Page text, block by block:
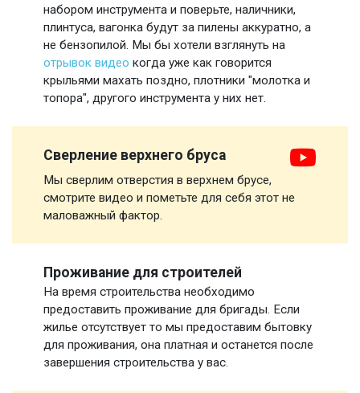
набором инструмента и поверьте, наличники,
плинтуса, вагонка будут за пилены аккуратно, а
не бензопилой. Мы бы хотели взглянуть на
отрывок видео когда уже как говорится
крыльями махать поздно, плотники "молотка и
топора", другого инструмента у них нет.
Сверление верхнего бруса
Мы сверлим отверстия в верхнем брусе,
смотрите видео и пометьте для себя этот не
маловажный фактор.
Проживание для строителей
На время строительства необходимо
предоставить проживание для бригады. Если
жилье отсутствует то мы предоставим бытовку
для проживания, она платная и останется после
завершения строительства у вас.